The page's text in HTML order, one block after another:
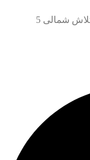
شمالی 5